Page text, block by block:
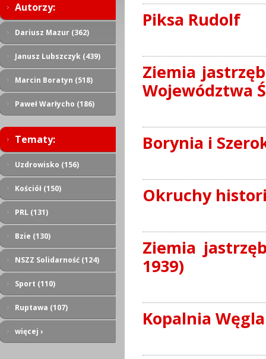
Autorzy:
Dariusz Mazur (362)
Janusz Lubszczyk (439)
Marcin Boratyn (518)
Paweł Warłycho (186)
Tematy:
Uzdrowisko (156)
Kościół (150)
PRL (131)
Bzie (130)
NSZZ Solidarność (124)
Sport (110)
Ruptawa (107)
więcej ›
Piksa Rudolf
Ziemia
Województwa
Borynia i
Okruchy
Ziemia
1939)
Kopalnia